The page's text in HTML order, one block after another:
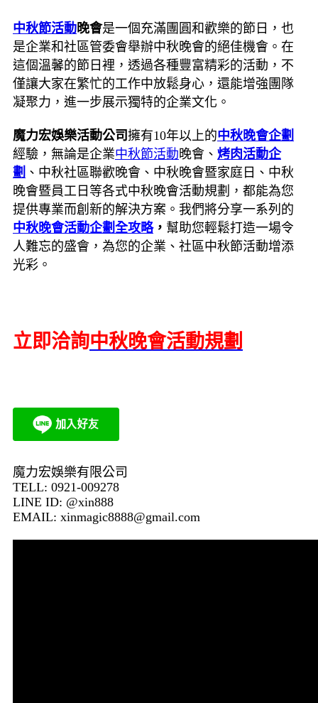
中秋節活動晚會是一個充滿團圓和歡樂的節日，也
是企業和社區管委會舉辦中秋晚會的絕佳機會。在
這個溫馨的節日裡，透過各種豐富精彩的活動，不
僅讓大家在繁忙的工作中放鬆身心，還能增強團隊
凝聚力，進一步展示獨特的企業文化。
魔力宏娛樂活動公司擁有10年以上的中秋晚會企劃
經驗，無論是企業中秋節活動晚會、 烤肉活動企
劃 、中秋社區聯歡晚會、中秋晚會暨家庭日、中秋
晚會暨員工日等各式中秋晚會活動規劃，都能為您
提供專業而創新的解決方案。我們將分享一系列的
中秋晚會活動企劃全攻略， 幫助您輕鬆打造一場令
人難忘的盛會，為您的企業、社區中秋節活動增添
光彩。
立即洽詢中秋晚會活動規劃
魔力宏娛樂有限公司
TELL: 0921-009278
LINE ID: @xin888
EMAIL: xinmagic8888@gmail.com